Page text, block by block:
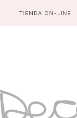
TIENDA ON-LINE